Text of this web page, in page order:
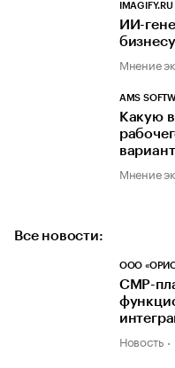
IMAGIFY.RU
ИИ-
Мнение
AMS
Какую
Мнение
Все новости:
ООО
CMP-
Новость